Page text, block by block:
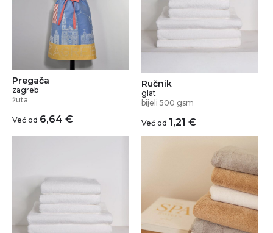
Pregača
zagreb
žuta
Već od 6,64 €
Ručnik
glat
bijeli 500 gsm
Već od 1,21 €